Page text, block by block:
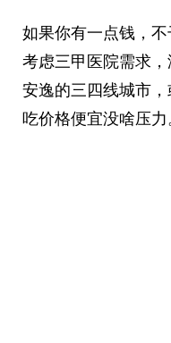
如果你有一点钱，
考虑三甲医院需求
安逸的三四线城市
吃价格便宜没啥压力